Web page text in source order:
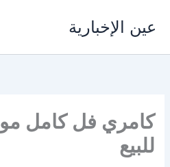
المحتوى
عين الإخبارية
للبيع